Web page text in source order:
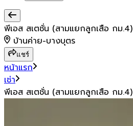
พีเอส สเตชั่น (สามแยกลูกเสือ กม.4)
บ้านค่าย-บางบุตร
แชร์
หน้าแรก
เช่า
พีเอส สเตชั่น (สามแยกลูกเสือ กม.4)